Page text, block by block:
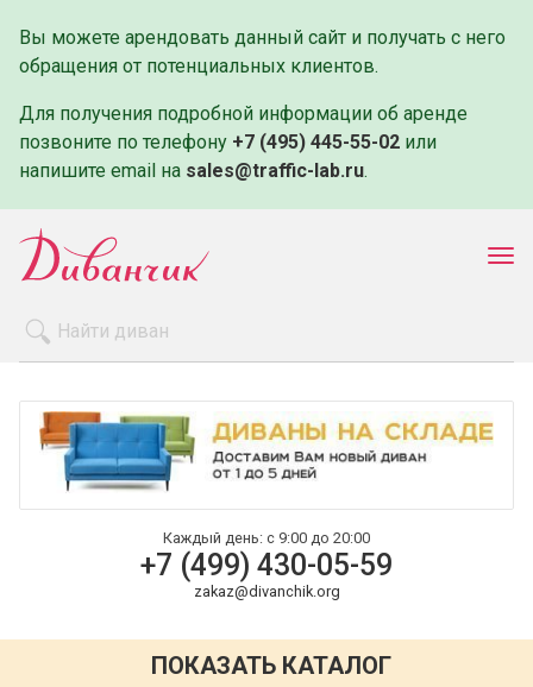
Вы можете арендовать данный сайт и получать с него
обращения от потенциальных клиентов.
Для получения подробной информации об аренде
позвоните по телефону +7 (495) 445-55-02 или
напишите email на sales@traffic-lab.ru.
Оплата и доставка
Контакты
Каждый день: с 9:00 до 20:00
+7 (499) 430-05-59
zakaz@divanchik.org
ПОКАЗАТЬ КАТАЛОГ